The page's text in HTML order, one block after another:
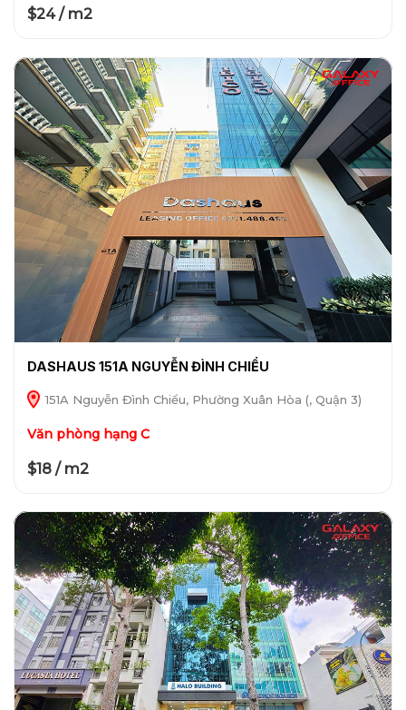
$24 / m2
DASHAUS 151A NGUYỄN ĐÌNH CHIỂU
151A Nguyễn Đình Chiểu, Phường Xuân Hòa (, Quận 3)
Văn phòng hạng C
$18 / m2